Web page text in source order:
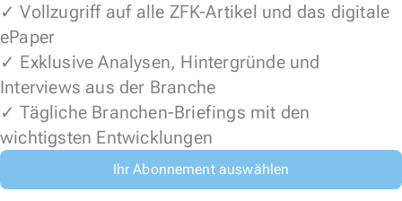
✓ Vollzugriff auf alle ZFK-Artikel und das digitale
ePaper
✓ Exklusive Analysen, Hintergründe und
Interviews aus der Branche
✓ Tägliche Branchen-Briefings mit den
wichtigsten Entwicklungen
Ihr Abonnement auswählen